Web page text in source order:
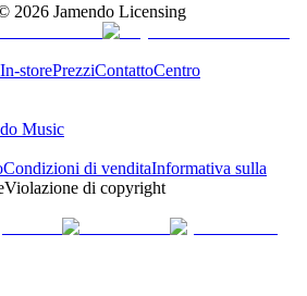
2026 Jamendo Licensing
storePrezziContattoCentro
Music
Condizioni di venditaInformativa sulla
Violazione di copyright